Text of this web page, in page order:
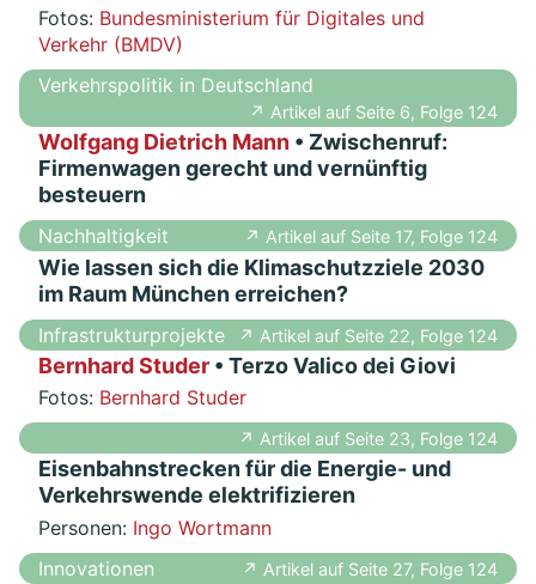
Fotos: Bundesministerium für Digitales und
Verkehr (BMDV)
Verkehrspolitik in Deutschland
↗ Artikel auf Seite 6, Folge 124
Wolfgang Dietrich Mann• Zwischenruf:
Firmenwagen gerecht und vernünftig
besteuern
Nachhaltigkeit ↗ Artikel auf Seite 17, Folge 124
Wie lassen sich die Klimaschutzziele 2030
im Raum München erreichen?
Infrastrukturprojekte ↗ Artikel auf Seite 22, Folge 124
Bernhard Studer• Terzo Valico dei Giovi
Fotos: Bernhard Studer
↗ Artikel auf Seite 23, Folge 124
Eisenbahnstrecken für die Energie- und
Verkehrswende elektrifizieren
Personen: Ingo Wortmann
Innovationen
↗ Artikel auf Seite 27, Folge 124